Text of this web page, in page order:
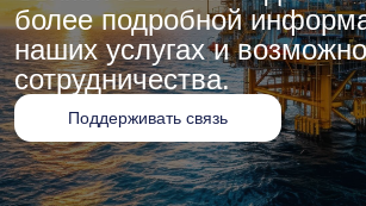
более подробной
наших услугах и
сотрудничества.
Поддерживать связь